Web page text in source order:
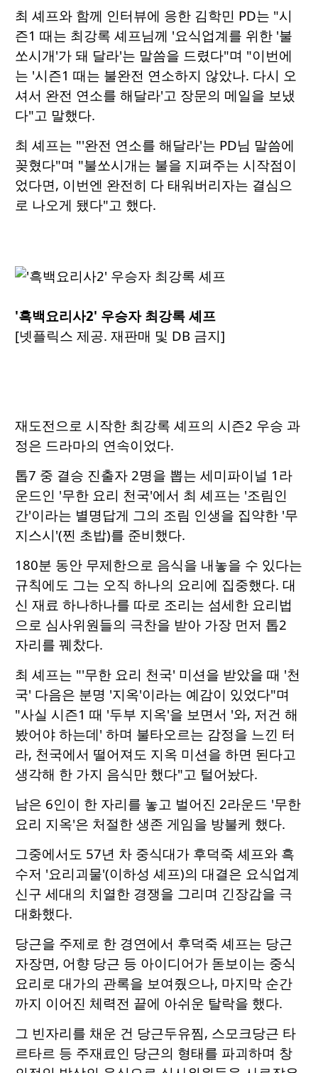
최 셰프와 함께 인터뷰에 응한 김학민 PD는 "시
즌1 때는 최강록 셰프님께 '요식업계를 위한 '불
쏘시개'가 돼 달라'는 말씀을 드렸다"며 "이번에
는 '시즌1 때는 불완전 연소하지 않았나. 다시 오
셔서 완전 연소를 해달라'고 장문의 메일을 보냈
다"고 말했다.
최 셰프는 "'완전 연소를 해달라'는 PD님 말씀에
꽂혔다"며 "불쏘시개는 불을 지펴주는 시작점이
었다면, 이번엔 완전히 다 태워버리자는 결심으
로 나오게 됐다"고 했다.
'흑백요리사2' 우승자 최강록 셰프
[넷플릭스 제공. 재판매 및 DB 금지]
재도전으로 시작한 최강록 셰프의 시즌2 우승 과
정은 드라마의 연속이었다.
톱7 중 결승 진출자 2명을 뽑는 세미파이널 1라
운드인 '무한 요리 천국'에서 최 셰프는 '조림인
간'이라는 별명답게 그의 조림 인생을 집약한 '무
지스시'(찐 초밥)를 준비했다.
180분 동안 무제한으로 음식을 내놓을 수 있다는
규칙에도 그는 오직 하나의 요리에 집중했다. 대
신 재료 하나하나를 따로 조리는 섬세한 요리법
으로 심사위원들의 극찬을 받아 가장 먼저 톱2
자리를 꿰찼다.
최 셰프는 "'무한 요리 천국' 미션을 받았을 때 '천
국' 다음은 분명 '지옥'이라는 예감이 있었다"며
"사실 시즌1 때 '두부 지옥'을 보면서 '와, 저건 해
봤어야 하는데' 하며 불타오르는 감정을 느낀 터
라, 천국에서 떨어져도 지옥 미션을 하면 된다고
생각해 한 가지 음식만 했다"고 털어놨다.
남은 6인이 한 자리를 놓고 벌어진 2라운드 '무한
요리 지옥'은 처절한 생존 게임을 방불케 했다.
그중에서도 57년 차 중식대가 후덕죽 셰프와 흑
수저 '요리괴물'(이하성 셰프)의 대결은 요식업계
신구 세대의 치열한 경쟁을 그리며 긴장감을 극
대화했다.
당근을 주제로 한 경연에서 후덕죽 셰프는 당근
자장면, 어향 당근 등 아이디어가 돋보이는 중식
요리로 대가의 관록을 보여줬으나, 마지막 순간
까지 이어진 체력전 끝에 아쉬운 탈락을 했다.
그 빈자리를 채운 건 당근두유찜, 스모크당근 타
르타르 등 주재료인 당근의 형태를 파괴하며 창